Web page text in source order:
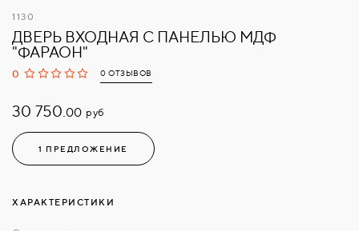
1130
ДВЕРЬ ВХОДНАЯ С ПАНЕЛЬЮ МДФ
"ФАРАОН"
0 0 ОТЗЫВОВ
30 750.00 руб
1 ПРЕДЛОЖЕНИЕ
ХАРАКТЕРИСТИКИ